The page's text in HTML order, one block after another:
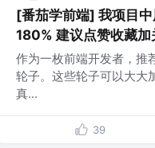
[番茄学前端] 我项目
180% 建议点赞收藏加
作为一枚前端开发者，推
轮子。这些轮子可以大大
真...
39